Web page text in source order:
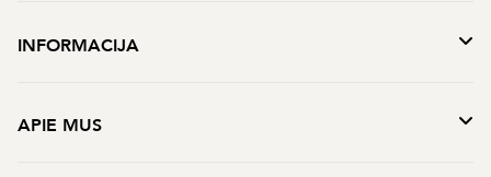
INFORMACIJA
APIE MUS